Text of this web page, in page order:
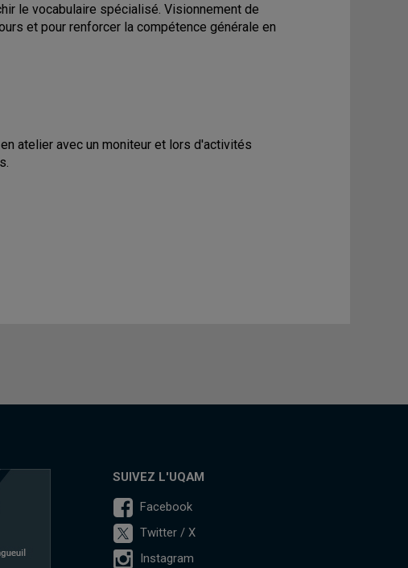
le vocabulaire spécialisé. Visionnement de
et pour renforcer la compétence générale en
atelier avec un moniteur et lors d'activités
SUIVEZ L'UQAM
Facebook
Twitter / X
Instagram